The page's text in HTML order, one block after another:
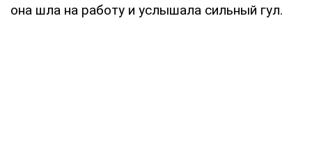
она шла на работу и услышала сильный гул.